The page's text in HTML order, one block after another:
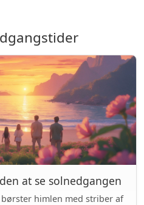
at se solnedgangen
himlen med striber af